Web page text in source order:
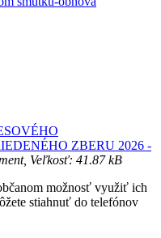
ZBERU 2026 -
Veľkosť: 41.87 kB
možnosť využiť ich
stiahnuť do telefónov